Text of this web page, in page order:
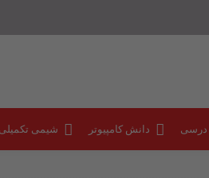
درسی دانش کامپیوتر شیمی تکمیلی